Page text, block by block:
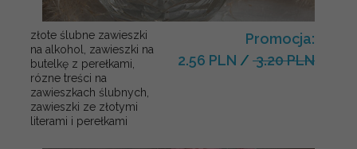
złote ślubne zawieszki
na alkohol, zawieszki na
butelkę z perełkami,
rózne treści na
zawieszkach ślubnych,
zawieszki ze złotymi
literami i perełkami
Promocja:
2.56 PLN / 3.20 PLN